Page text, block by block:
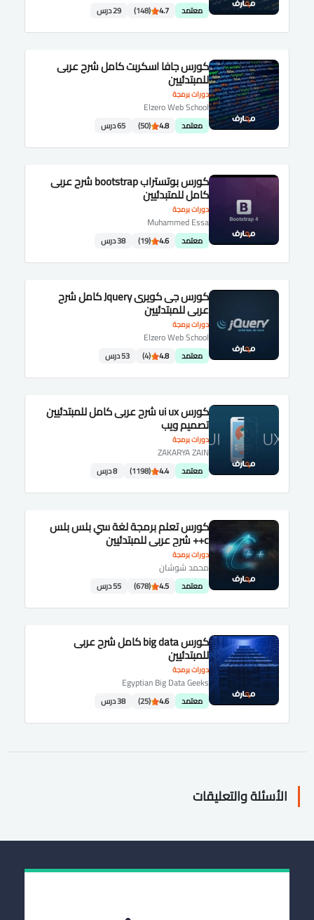
معتمد 4.7
(148) 29 درس
دورات برمجة
كورس جافا اسكربت كامل شرح عربى
للمبتدئيين
Elzero Web School
معتمد 4.8
(50) 65 درس
دورات برمجة
كورس بوتستراب bootstrap شرح عربى
كامل للمتبدئيين
Muhammed Essa
معتمد 4.6
(19) 38 درس
دورات برمجة
كورس جى كويرى Jquery كامل شرح
عربى للمبتدئيين
Elzero Web School
معتمد 4.8
(4) 53 درس
دورات برمجة
كورس ui ux شرح عربى كامل للمبتدئيين
تصميم ويب
ZAKARYA ZAIN
معتمد 4.4
(1198) 8 درس
دورات برمجة
كورس تعلم برمجة لغة سي بلس بلس
c++ شرح عربى للمبتدئيين
محمد شوشان
معتمد 4.5
(678) 55 درس
دورات برمجة
كورس big data كامل شرح عربى
للمبتدئيين
Egyptian Big Data Geeks
معتمد 4.6
(25) 38 درس
الأسئلة والتعليقات